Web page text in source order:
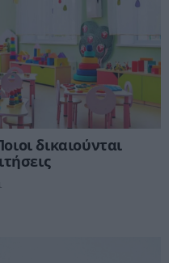
δικαιούνται